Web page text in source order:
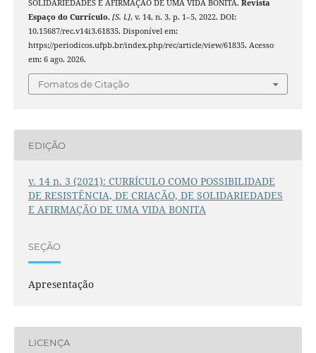
SOLIDARIEDADES E AFIRMAÇÃO DE UMA VIDA BONITA. Revista
Espaço do Currículo, [S. l.], v. 14, n. 3, p. 1–5, 2022. DOI:
10.15687/rec.v14i3.61835. Disponível em:
https://periodicos.ufpb.br/index.php/rec/article/view/61835. Acesso
em: 6 ago. 2026.
Fomatos de Citação
EDIÇÃO
v. 14 n. 3 (2021): CURRÍCULO COMO POSSIBILIDADE
DE RESISTÊNCIA, DE CRIAÇÃO, DE SOLIDARIEDADES
E AFIRMAÇÃO DE UMA VIDA BONITA
SEÇÃO
Apresentação
LICENÇA